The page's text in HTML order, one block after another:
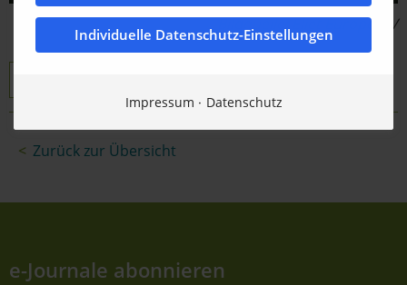
Bildquelle: Eliet Europe NV
Zurück zur Übersicht
e-Journale abonnieren
Individuelle Datenschutz-Einstellungen
Impressum Datenschutz